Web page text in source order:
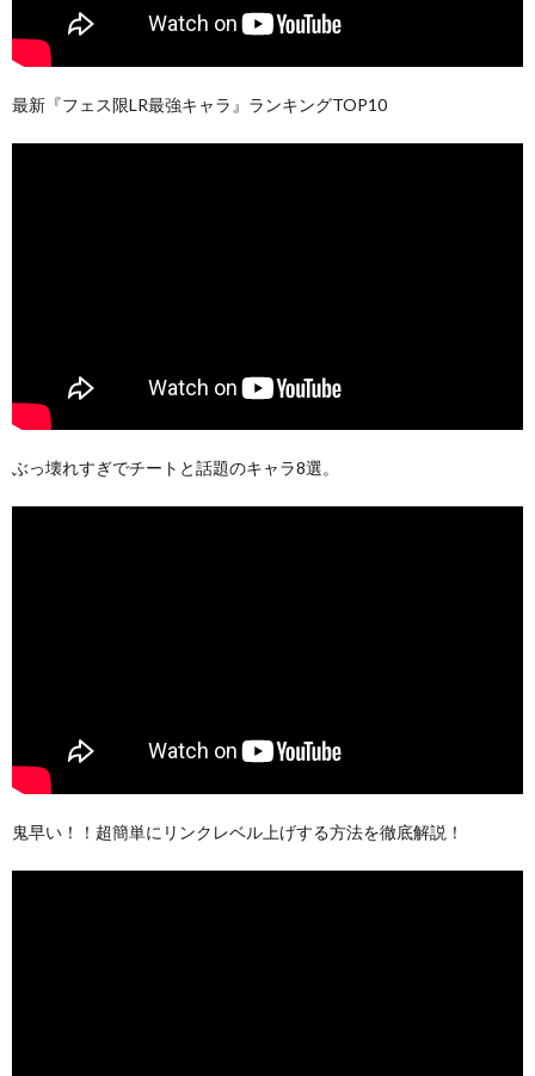
最新『フェス限LR最強キャラ』ランキングTOP10
ぶっ壊れすぎでチートと話題のキャラ8選。
鬼早い！！超簡単にリンクレベル上げする方法を徹底解説！